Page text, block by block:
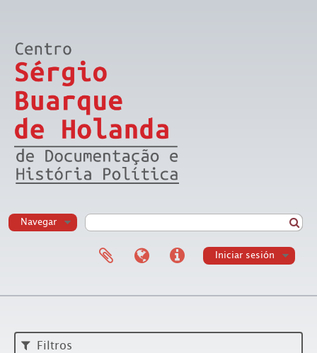
Navegar
Iniciar sesión
Filtros